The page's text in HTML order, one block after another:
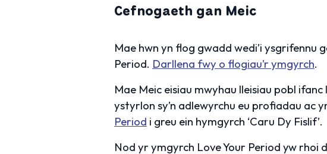
Cefnogaeth gan Meic
Mae hwn yn flog gwadd wedi’i ysgrifennu
Period. Darllena fwy o flogiau’r ymgyrch.
Mae Meic eisiau mwyhau lleisiau pobl
ystyrlon sy’n adlewyrchu eu profiadau ac
Period i greu ein hymgyrch ‘Caru Dy Fislif’.
Nod yr ymgyrch Love Your Period yw